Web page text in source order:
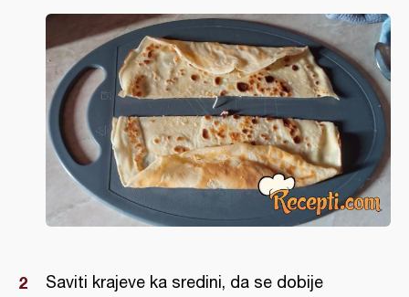
Saviti krajeve ka sredini, da se dobije